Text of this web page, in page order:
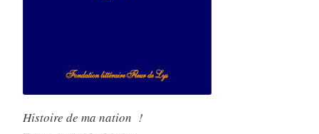
Histoire de ma nation !